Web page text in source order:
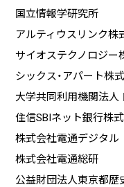
国立情報学研究所
アルティウスリンク株
サイオステクノロジー
シックス・アパート株
大学共同利用機関法人
住信SBIネット銀行株
株式会社電通デジタル
株式会社電通総研
公益財団法人東京都